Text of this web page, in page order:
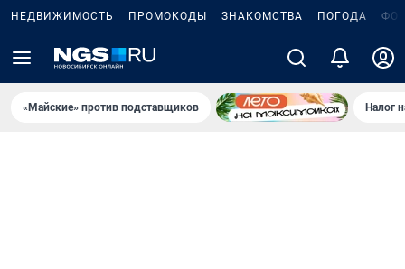
НЕДВИЖИМОСТЬ ПРОМОКОДЫ ЗНАКОМСТВА ПОГОДА
«Майские» против подставщиков Налог